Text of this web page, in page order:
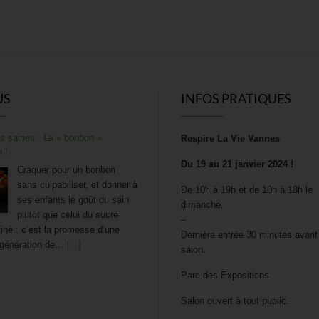
saines : La « bonbon »
!
Craquer pour un bonbon
sans culpabiliser, et donner à
ses enfants le goût du sain
plutôt que celui du sucre
: c’est la promesse d’une
de… [...]
INFOS PRATIQUES
Respire La Vie Vannes
Du 19 au 21 janvier 2024 !
De 10h à 19h et de 10h à 18h le
dimanche.
–
Dernière entrée 30 minutes
salon.
Parc des Expositions
Salon ouvert à tout public.